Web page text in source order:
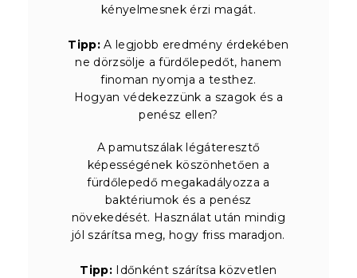
kényelmesnek érzi magát.
Tipp: A legjobb eredmény érdekében
ne dörzsölje a fürdőlepedőt, hanem
finoman nyomja a testhez.
Hogyan védekezzünk a szagok és a
penész ellen?
A pamutszálak légáteresztő
képességének köszönhetően a
fürdőlepedő megakadályozza a
baktériumok és a penész
növekedését. Használat után mindig
jól szárítsa meg, hogy friss maradjon.
Tipp: Időnként szárítsa közvetlen